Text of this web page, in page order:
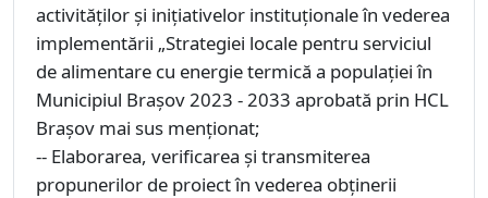
activităților și inițiativelor instituționale în vederea
implementării „Strategiei locale pentru serviciul
de alimentare cu energie termică a populației în
Municipiul Brașov 2023 - 2033 aprobată prin HCL
Brașov mai sus menționat;
-- Elaborarea, verificarea și transmiterea
propunerilor de proiect în vederea obținerii